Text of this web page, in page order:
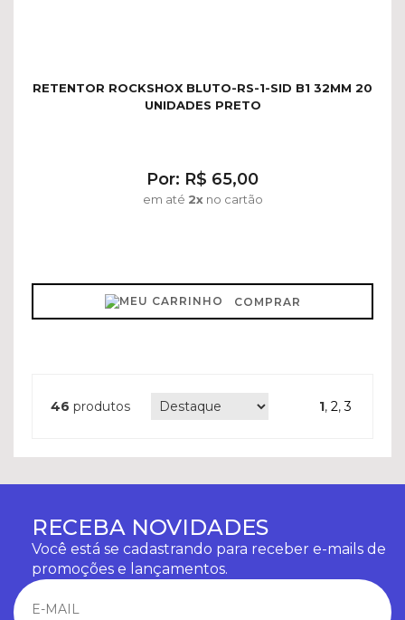
RETENTOR ROCKSHOX BLUTO-RS-1-SID B1 32MM 20
UNIDADES PRETO
Por: R$ 65,00
em até 2xno cartão
COMPRAR
46 produtos 1, 2,3
RECEBA NOVIDADES
Você está se cadastrando para receber e-mails de
promoções e lançamentos.